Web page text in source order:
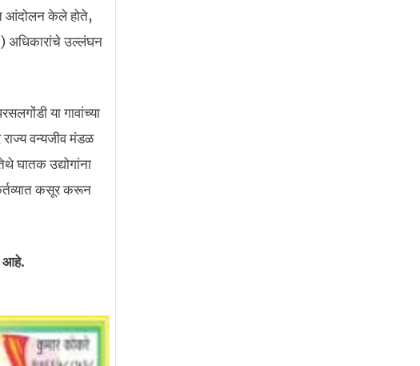
आंदोलन केले होते,
अधिकारांचे उल्लंघन
या गावांच्या
राज्य वन्यजीव मंडळ
घातक उद्योगांना
कसूर करून
आहे.